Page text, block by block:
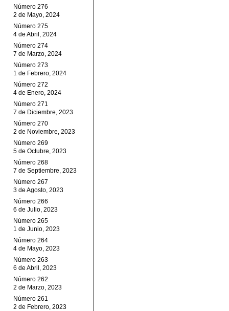
Número 276
2 de Mayo, 2024
Número 275
4 de Abril, 2024
Número 274
7 de Marzo, 2024
Número 273
1 de Febrero, 2024
Número 272
4 de Enero, 2024
Número 271
7 de Diciembre, 2023
Número 270
2 de Noviembre, 2023
Número 269
5 de Octubre, 2023
Número 268
7 de Septiembre, 2023
Número 267
3 de Agosto, 2023
Número 266
6 de Julio, 2023
Número 265
1 de Junio, 2023
Número 264
4 de Mayo, 2023
Número 263
6 de Abril, 2023
Número 262
2 de Marzo, 2023
Número 261
2 de Febrero, 2023